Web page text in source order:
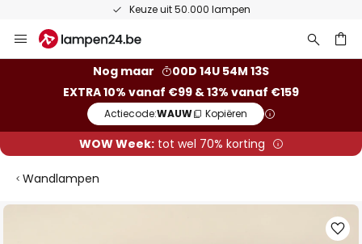
Keuze uit 50.000 lampen
naar
Nog maar
00D 14U 54M 13S
EXTRA 10% vanaf €99 & 13% vanaf €159
Actiecode:WAUW Kopiëren
WOW Week:tot wel 70% korting
Wandlampen
Ga